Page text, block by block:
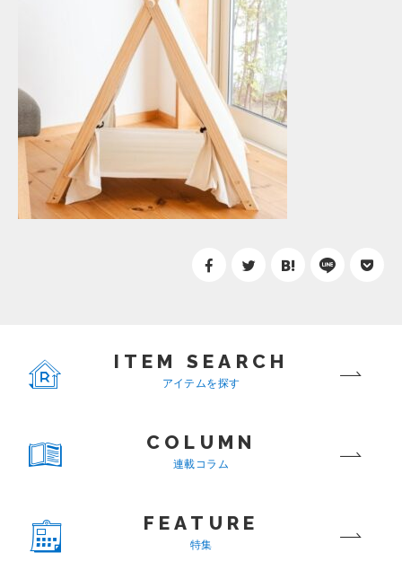
ITEM SEARCH
アイテムを探す
COLUMN
連載コラム
FEATURE
特集